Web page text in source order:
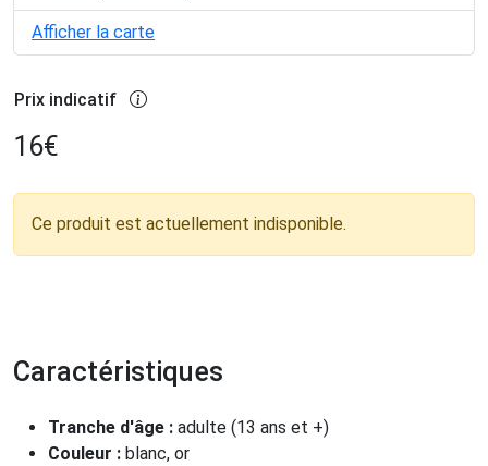
Afficher la carte
Prix indicatif
16€
Ce produit est actuellement indisponible.
Caractéristiques
Tranche d'âge : adulte (13 ans et +)
Couleur : blanc, or